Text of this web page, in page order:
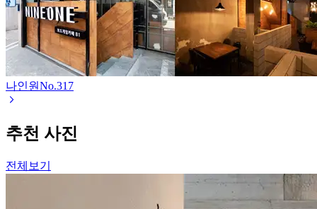
나인원No.317
추천 사진
전체보기